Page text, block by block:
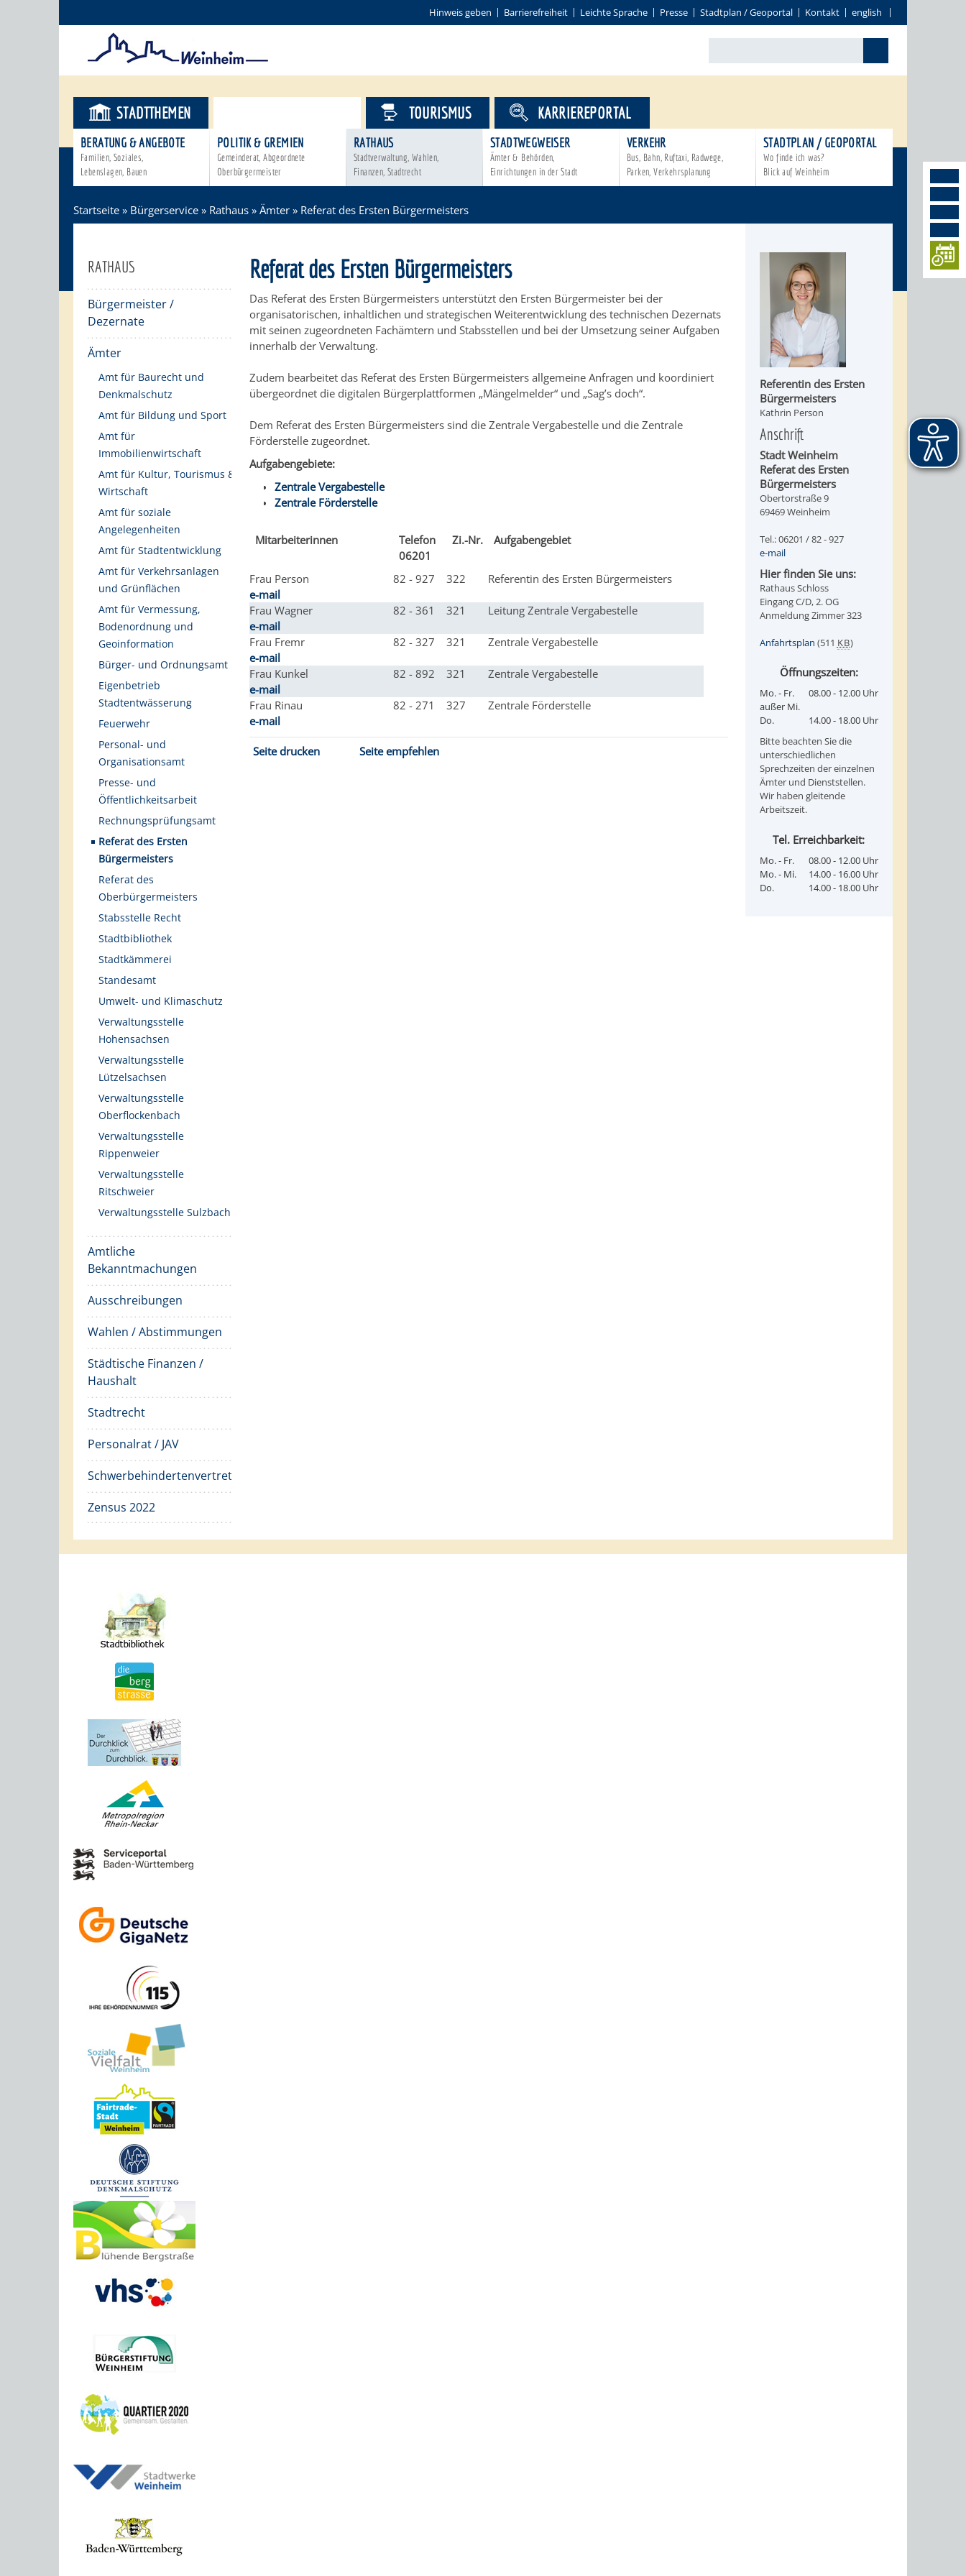
Hinweis geben Barrierefreiheit Leichte Sprache Presse Stadtplan / Geoportal Kontakt english
STADTTHEMEN
BERATUNG & ANGEBOTE
Familien, Soziales,
Lebenslagen, Bauen
POLITIK & GREMIEN
Gemeinderat, Abgeordnete
Oberbürgermeister
RATHAUS
Stadtverwaltung, Wahlen,
Finanzen, Stadtrecht
STADTWEGWEISER
Ämter & Behörden,
Einrichtungen in der Stadt
VERKEHR
Bus, Bahn, Ruftaxi, Radwege,
Parken, Verkehrsplanung
STADTPLAN / GEOPORTAL
Wo finde ich was?
Blick auf Weinheim
TOURISMUS KARRIEREPORTAL
Startseite » Bürgerservice » Rathaus » Ämter » Referat des Ersten Bürgermeisters
RATHAUS
Bürgermeister /
Dezernate
Ämter
Amt für Baurecht und
Denkmalschutz
Amt für Bildung und Sport
Amt für
Immobilienwirtschaft
Amt für Kultur, Tourismus &
Wirtschaft
Amt für soziale
Angelegenheiten
Amt für Stadtentwicklung
Amt für Verkehrsanlagen
und Grünflächen
Amt für Vermessung,
Bodenordnung und
Geoinformation
Bürger- und Ordnungsamt
Eigenbetrieb
Stadtentwässerung
Feuerwehr
Personal- und
Organisationsamt
Presse- und
Öffentlichkeitsarbeit
Rechnungsprüfungsamt
Referat des Ersten
Bürgermeisters
Referat des
Oberbürgermeisters
Stabsstelle Recht
Stadtbibliothek
Stadtkämmerei
Standesamt
Umwelt- und Klimaschutz
Verwaltungsstelle
Hohensachsen
Verwaltungsstelle
Lützelsachsen
Verwaltungsstelle
Oberflockenbach
Verwaltungsstelle
Rippenweier
Verwaltungsstelle
Ritschweier
Verwaltungsstelle Sulzbach
Amtliche
Bekanntmachungen
Ausschreibungen
Wahlen / Abstimmungen
Städtische Finanzen /
Haushalt
Stadtrecht
Personalrat / JAV
Schwerbehindertenvertretung
Zensus 2022
Referat des Ersten Bürgermeisters
Das Referat des Ersten Bürgermeisters unterstützt den Ersten Bürgermeister bei der
organisatorischen, inhaltlichen und strategischen Weiterentwicklung des technischen Dezernats
mit seinen zugeordneten Fachämtern und Stabsstellen und bei der Umsetzung seiner Aufgaben
innerhalb der Verwaltung.
Zudem bearbeitet das Referat des Ersten Bürgermeisters allgemeine Anfragen und koordiniert
übergeordnet die digitalen Bürgerplattformen „Mängelmelder“ und „Sag’s doch“.
Dem Referat des Ersten Bürgermeisters sind die Zentrale Vergabestelle und die Zentrale
Förderstelle zugeordnet.
Aufgabengebiete:
Zentrale Vergabestelle
Zentrale Förderstelle
Mitarbeiterinnen
Telefon
06201
Zi.-Nr. Aufgabengebiet
Frau Person
e-mail
82 - 927322 Referentin des Ersten Bürgermeisters
Frau Wagner
e-mail
82 - 361 321 Leitung Zentrale Vergabestelle
Frau Fremr
e-mail
82 - 327 321 Zentrale Vergabestelle
Frau Kunkel
e-mail
82 - 892 321 Zentrale Vergabestelle
Frau Rinau
e-mail
82 - 271 327 Zentrale Förderstelle
Seite drucken Seite empfehlen
Referentin des Ersten
Bürgermeisters
Kathrin Person
Anschrift
Stadt Weinheim
Referat des Ersten
Bürgermeisters
Obertorstraße 9
69469 Weinheim
Tel.: 06201 / 82 - 927
e-mail
Hier finden Sie uns:
Rathaus Schloss
Eingang C/D, 2. OG
Anmeldung Zimmer 323
Anfahrtsplan (511 KB)
Öffnungszeiten:
Mo. - Fr.
außer Mi.
08.00 - 12.00 Uhr
Do.
14.00 - 18.00 Uhr
Bitte beachten Sie die
unterschiedlichen
Sprechzeiten der einzelnen
Ämter und Dienststellen.
Wir haben gleitende
Arbeitszeit.
Tel. Erreichbarkeit:
Mo. - Fr.
08.00 - 12.00 Uhr
Mo. - Mi.
14.00 - 16.00 Uhr
Do.
14.00 - 18.00 Uhr